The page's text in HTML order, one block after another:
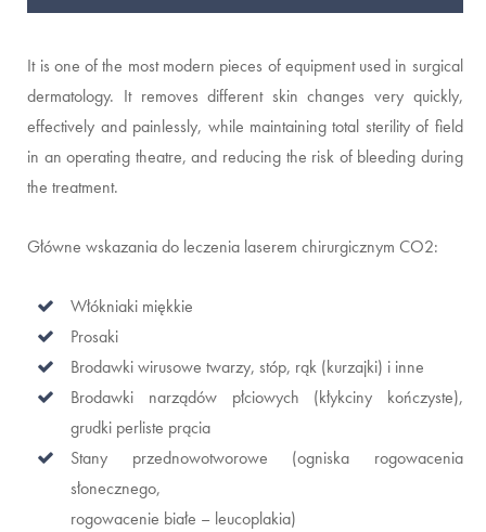
It is one of the most modern pieces of equipment used in surgical
dermatology. It removes different skin changes very quickly,
effectively and painlessly, while maintaining total sterility of field
in an operating theatre, and reducing the risk of bleeding during
the treatment.
Główne wskazania do leczenia laserem chirurgicznym CO2:
Włókniaki miękkie
Prosaki
Brodawki wirusowe twarzy, stóp, rąk (kurzajki) i inne
Brodawki narządów płciowych (kłykciny kończyste),
grudki perliste prącia
Stany przednowotworowe (ogniska rogowacenia
słonecznego,
rogowacenie białe – leucoplakia)